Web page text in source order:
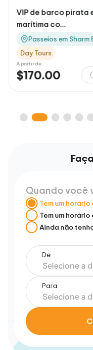
VIP de barco pirata
marítima co...
Passeios em Sharm
Day Tours
A partir de
$170.00
Quando você
Tem um
Tem um
Ainda não
De
Para